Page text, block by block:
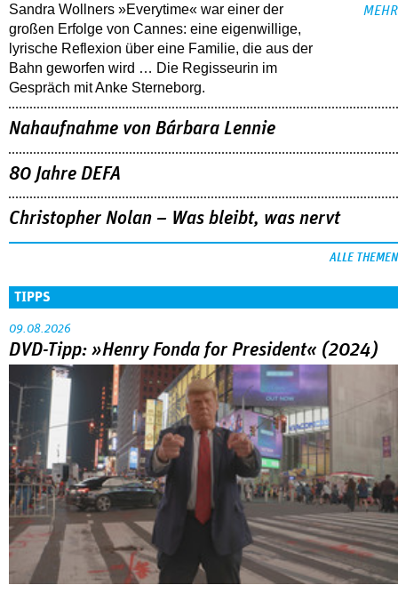
Sandra Wollners »Everytime« war einer der
großen Erfolge von Cannes: eine eigenwillige,
lyrische Reflexion über eine ­Familie, die aus der
Bahn geworfen wird … Die Regisseurin im
Gespräch mit Anke Sterneborg.
MEHR
Nahaufnahme von Bárbara Lennie
80 Jahre DEFA
Christopher Nolan – Was bleibt, was nervt
ALLE THEMEN
TIPPS
09.08.2026
DVD-Tipp: »Henry Fonda for President« (2024)